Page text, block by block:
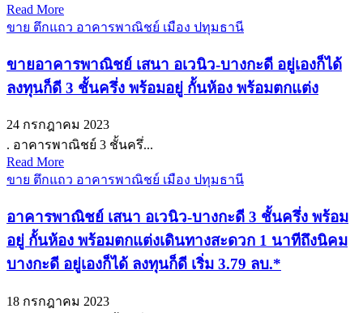
Read More
ขาย ตึกแถว อาคารพาณิชย์ เมือง ปทุมธานี
ขายอาคารพาณิชย์ เสนา อเวนิว-บางกะดี อยู่เองก็ได้
ลงทุนก็ดี 3 ชั้นครึ่ง พร้อมอยู่ กั้นห้อง พร้อมตกแต่ง
24 กรกฎาคม 2023
. อาคารพาณิชย์ 3 ชั้นครึ่...
Read More
ขาย ตึกแถว อาคารพาณิชย์ เมือง ปทุมธานี
อาคารพาณิชย์ เสนา อเวนิว-บางกะดี 3 ชั้นครึ่ง พร้อม
อยู่ กั้นห้อง พร้อมตกแต่งเดินทางสะดวก 1 นาทีถึงนิคม
บางกะดี อยู่เองก็ได้ ลงทุนก็ดี เริ่ม 3.79 ลบ.*
18 กรกฎาคม 2023